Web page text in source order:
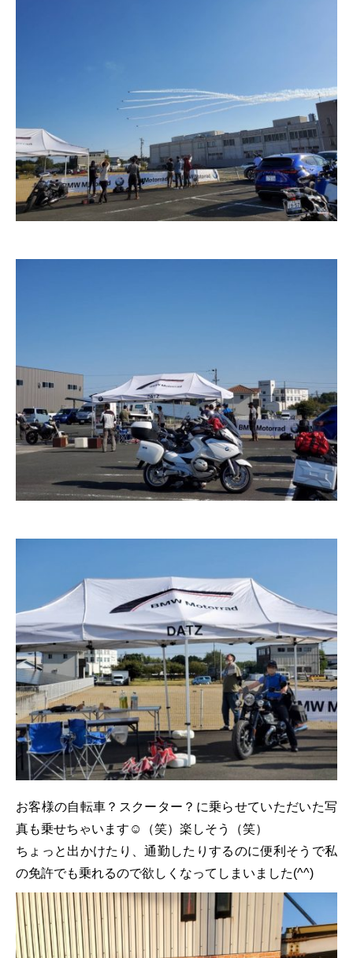
お客様の自転車？スクーター？に乗らせていただいた写
真も乗せちゃいます☺（笑）楽しそう（笑）
ちょっと出かけたり、通勤したりするのに便利そうで私
の免許でも乗れるので欲しくなってしまいました(^^)